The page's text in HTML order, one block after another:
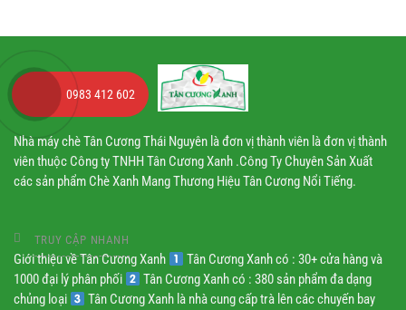
Nhà máy chè Tân Cương Thái Nguyên là đơn vị thành viên là đơn vị thành
viên thuộc Công ty TNHH Tân Cương Xanh .Công Ty Chuyên Sản Xuất
các sản phẩm Chè Xanh Mang Thương Hiệu Tân Cương Nổi Tiếng.
TRUY CẬP NHANH
Giới thiệu về Tân Cương Xanh
Tân Cương Xanh có : 30+ cửa hàng và
1000 đại lý phân phối
Tân Cương Xanh có : 380 sản phẩm đa dạng
chủng loại
Tân Cương Xanh là nhà cung cấp trà lên các chuyến bay
0983 412 602